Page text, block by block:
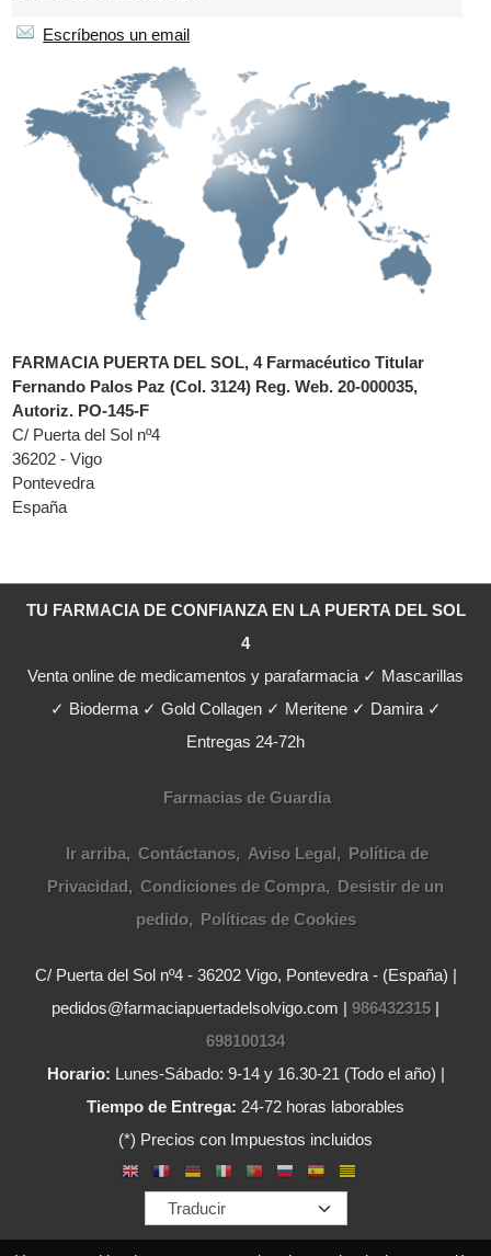
Escríbenos un email
FARMACIA PUERTA DEL SOL, 4 Farmacéutico Titular
Fernando Palos Paz (Col. 3124) Reg. Web. 20-000035,
Autoriz. PO-145-F
C/ Puerta del Sol nº4
36202 - Vigo
Pontevedra
España
TU FARMACIA DE CONFIANZA EN LA PUERTA DEL SOL
4
Venta online de medicamentos y parafarmacia ✓ Mascarillas
✓ Bioderma ✓ Gold Collagen ✓ Meritene ✓ Damira ✓
Entregas 24-72h
Farmacias de Guardia
Ir arriba Contáctanos Aviso Legal
Política de
Privacidad
Condiciones de Compra
Desistir de un
pedido
Políticas de Cookies
C/ Puerta del Sol nº4 - 36202 Vigo, Pontevedra - (España) |
pedidos@farmaciapuertadelsolvigo.com | 986432315 |
698100134
Horario: Lunes-Sábado: 9-14 y 16.30-21 (Todo el año) |
Tiempo de Entrega: 24-72 horas laborables
(*) Precios con Impuestos incluidos